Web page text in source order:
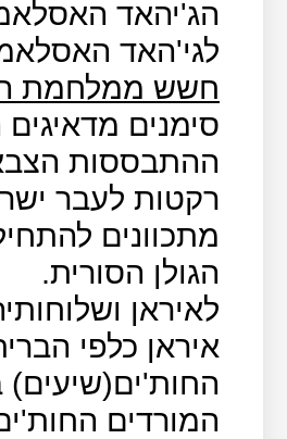
הג'יהאד
לגי'האד
חשש ממלחמת
סימנים
רקטות לעבר
מתכוונים
הגולן הסורית.
לאיראן
איראן כלפי
החות'ים(שיעים)
המורדים